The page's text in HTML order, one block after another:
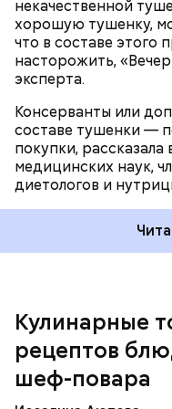
некачественной
хорошую тушенку,
что в составе этого
насторожить,
эксперта.
Консерванты или
составе тушенки —
покупки,
медицинских наук,
диетологов и
Кулинарные
рецептов
шеф-повара
Кабачок — 1 шт.
Желтый
Красный
Зеленый перец —
Баклажан — 1 шт.
Помидор — 2 шт.
Сыр адыгейский